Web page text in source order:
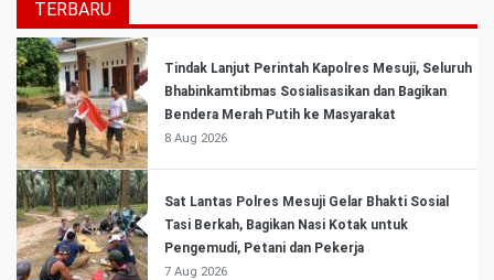
TERBARU
Tindak Lanjut Perintah Kapolres Mesuji, Seluruh
Bhabinkamtibmas Sosialisasikan dan Bagikan
Bendera Merah Putih ke Masyarakat
8 Aug 2026
Sat Lantas Polres Mesuji Gelar Bhakti Sosial
Tasi Berkah, Bagikan Nasi Kotak untuk
Pengemudi, Petani dan Pekerja
7 Aug 2026